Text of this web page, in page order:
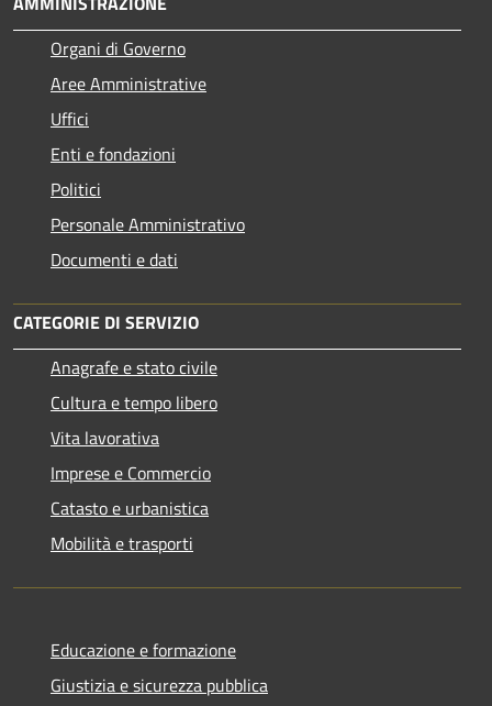
Organi di Governo
Aree Amministrative
Uffici
Enti e fondazioni
Politici
Personale Amministrativo
Documenti e dati
CATEGORIE DI SERVIZIO
Anagrafe e stato civile
Cultura e tempo libero
Vita lavorativa
Imprese e Commercio
Catasto e urbanistica
Mobilità e trasporti
Educazione e formazione
Giustizia e sicurezza pubblica